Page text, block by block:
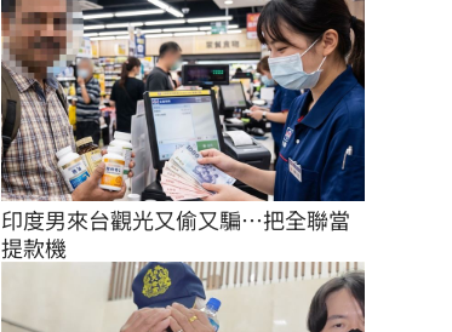
印度男來台觀光又偷又騙…把全聯當
提款機